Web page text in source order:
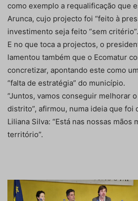
como exemplo a requalificação que
Arunca, cujo projecto foi “feito à
investimento seja feito “sem critério”.
E no que toca a projectos, o
lamentou também que o Ecomatur
concretizar, apontando este como
“falta de estratégia” do município.
“Juntos, vamos conseguir melhorar
distrito”, afirmou, numa ideia que foi
Liliana Silva: “Está nas nossas mãos
território”.